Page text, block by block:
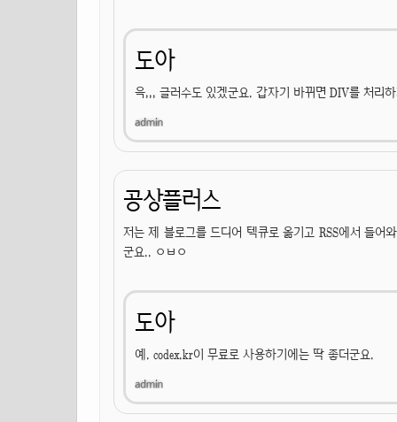
도아
윽,,, 글러수도 있겠군요. 갑자기 바뀌면 DIV를 처리
공상플러스
저는 제 블로그를 드디어 텍큐로 옮기고 RSS에서 들
군요.. ㅇㅂㅇ
도아
예. codex.kr이 무료로 사용하기에는 딱 좋더군요.